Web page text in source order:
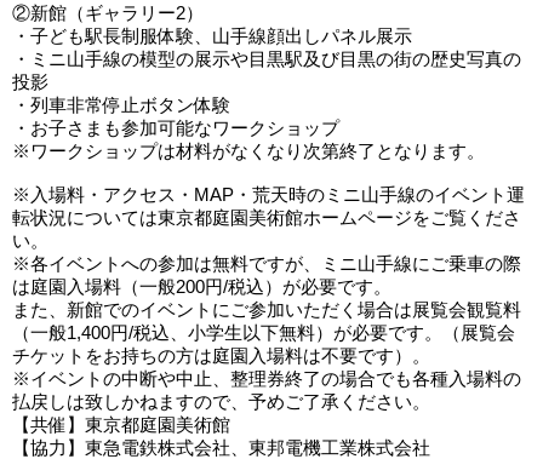
②新館（ギャラリー2）
・子ども駅長制服体験、山手線顔出しパネル展示
・ミニ山手線の模型の展示や目黒駅及び目黒の街の歴史写真の
投影
・列車非常停止ボタン体験
・お子さまも参加可能なワークショップ
※ワークショップは材料がなくなり次第終了となります。
※入場料・アクセス・MAP・荒天時のミニ山手線のイベント運
転状況については東京都庭園美術館ホームページをご覧くださ
い。
※各イベントへの参加は無料ですが、ミニ山手線にご乗車の際
は庭園入場料（一般200円/税込）が必要です。
また、新館でのイベントにご参加いただく場合は展覧会観覧料
（一般1,400円/税込、小学生以下無料）が必要です。（展覧会
チケットをお持ちの方は庭園入場料は不要です）。
※イベントの中断や中止、整理券終了の場合でも各種入場料の
払戻しは致しかねますので、予めご了承ください。
【共催】東京都庭園美術館
【協力】東急電鉄株式会社、東邦電機工業株式会社